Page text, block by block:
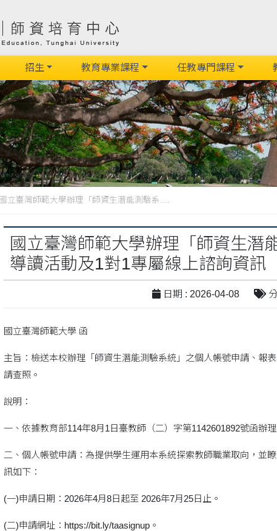
招生 教育專業課程 任教專門課程
國立臺灣師範大學辦理「師資生潛能測驗系....
國立臺灣師範大學辦理「師資生潛
導讀活動及1對1專屬線上諮詢資訊
日期 : 2026-04-08
國立臺灣師範大學 函
主旨：檢送本校辦理「師資生潛能測驗系統」之個人帳號申請、報
請查照。
說明：
一、依據教育部114年8月1日臺教師（二）字第1142601892號函辦理
二、個人帳號申請：為提供學生運用本系統探索教師職業取向，並
訊如下：
(一)申請日期：2026年4月8日起至 2026年7月25日止。
(二)申請網址：https://bit.ly/taasignup。